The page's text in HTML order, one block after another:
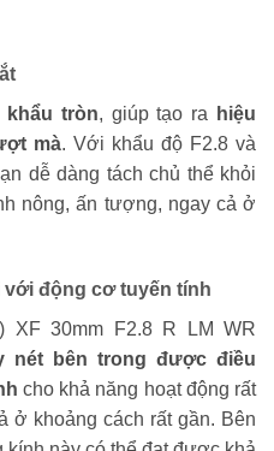
khẩu tròn, giúp tạo ra hiệu
mà. Với khẩu độ F2.8 và
dễ dàng tách chủ thể khỏi
nông, ấn tượng, ngay cả ở
với động cơ tuyến tính
XF 30mm F2.8 R LM WR
nét bên trong được điều
cho khả năng hoạt động rất
ở khoảng cách rất gần. Bên